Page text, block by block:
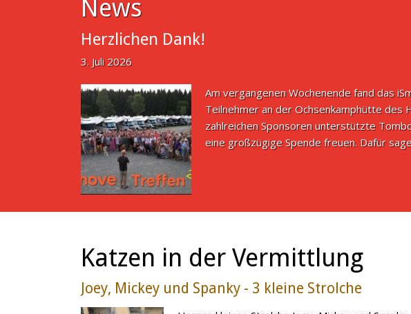
News
Herzlichen Dank!
3. Juli 2026
Am vergangenen Wochenende fand das
Teilnehmer an der Ochsenkamphütte des
zahlreichen Sponsoren unterstützte
eine großzügige Spende freuen. Dafür
Katzen in der Vermittlung
Joey, Mickey und Spanky - 3 kleine Strolche